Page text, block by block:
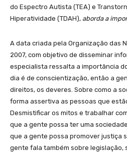
do Espectro Autista (TEA) e
Hiperatividade (TDAH), aborda a
A data criada pela Organização das
2007, com objetivo de disseminar
especialista ressalta a importância
dia é de conscientização, então a
direitos, os deveres. Sobre como a
forma assertiva as pessoas que
Desmistificar os mitos e trabalhar
que a gente possa ter uma
que a gente possa promover justiça
gente fala também sobre legislação,